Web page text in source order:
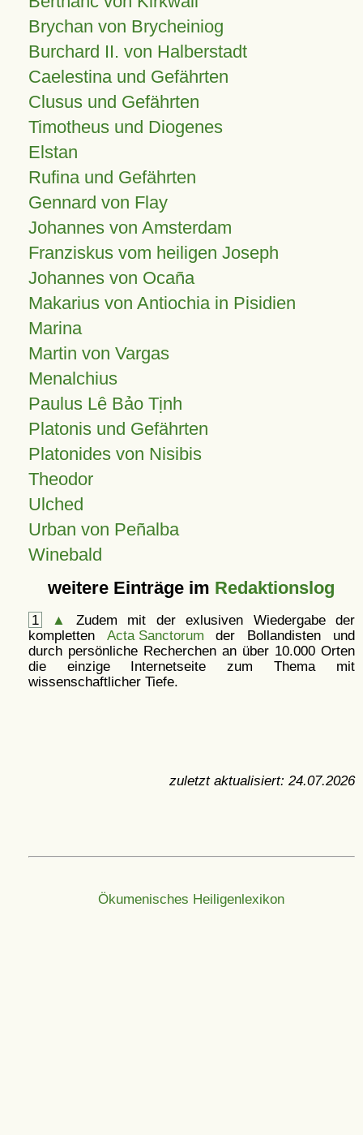
Brychan von Brycheiniog
Burchard II. von Halberstadt
Caelestina und Gefährten
Clusus und Gefährten
Timotheus und Diogenes
Elstan
Rufina und Gefährten
Gennard von Flay
Johannes von Amsterdam
Franziskus vom heiligen Joseph
Johannes von Ocaña
Makarius von Antiochia in Pisidien
Marina
Martin von Vargas
Menalchius
Paulus Lê Bảo Tịnh
Platonis und Gefährten
Platonides von Nisibis
Theodor
Ulched
Urban von Peñalba
Winebald
weitere Einträge im Redaktionslog
1 ▲
Zudem mit der exlusiven Wiedergabe der
kompletten Acta Sanctorum der Bollandisten und
durch persönliche Recherchen an über 10.000 Orten
die einzige Internetseite zum Thema mit
wissenschaftlicher Tiefe.
zuletzt aktualisiert: 24.07.2026
Ökumenisches Heiligenlexikon